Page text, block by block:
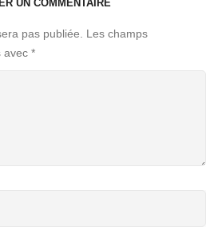
UN COMMENTAIRE
pas publiée.
Les champs
avec *